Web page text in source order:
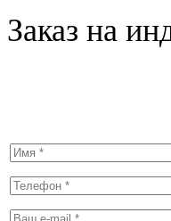
Заказ на